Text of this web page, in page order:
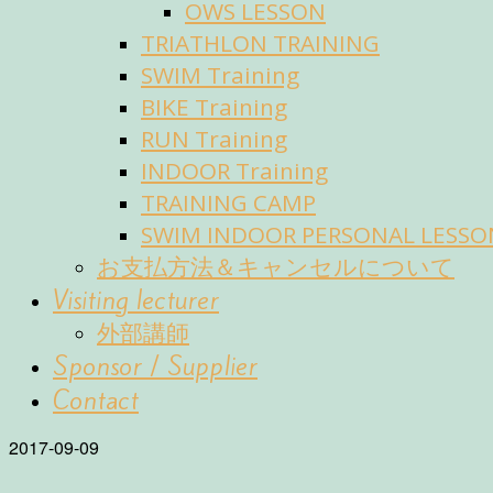
OWS LESSON
TRIATHLON TRAINING
SWIM Training
BIKE Training
RUN Training
INDOOR Training
TRAINING CAMP
SWIM INDOOR PERSONAL
お支払方法＆キャンセルについて
Visiting lecturer
外部講師
Sponsor / Supplier
Contact
2017-09-09